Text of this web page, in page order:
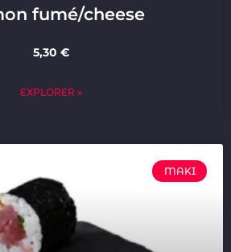
fumé/cheese
5,30 €
EXPLORER »
MAKI